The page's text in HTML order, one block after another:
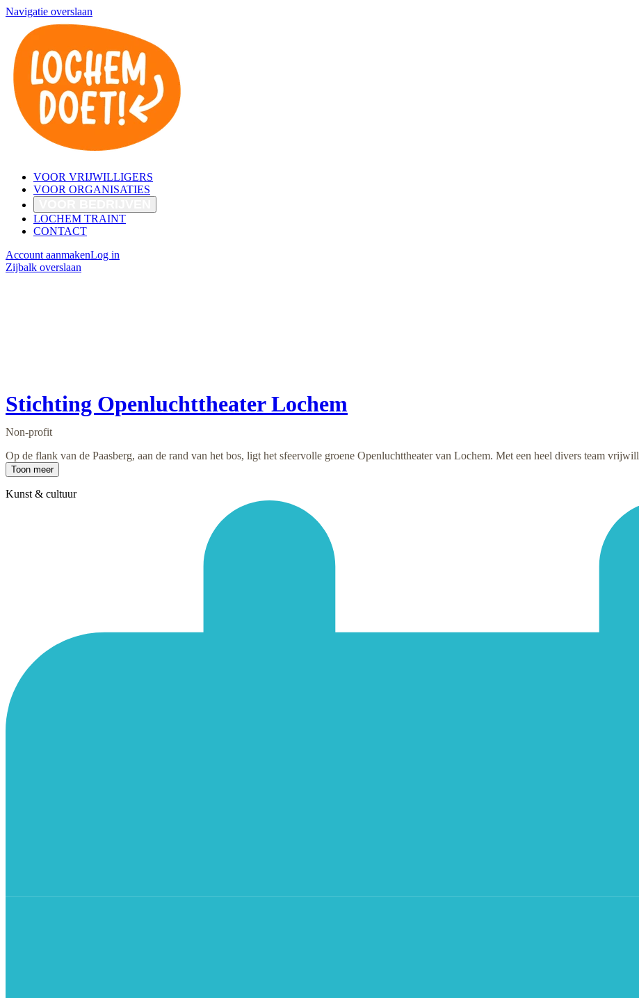
Navigatie overslaan
VOOR VRIJWILLIGERS
VOOR ORGANISATIES
LOCHEM TRAINT
CONTACT
Account aanmakenLog in
Zijbalk overslaan
Stichting Openluchttheater Lochem
Non-profit
Op de flank van de Paasberg, aan de rand van het bos, ligt het sfeervolle groene Openluchttheater van Lochem. Met een heel divers team
Toon meer
Kunst & cultuur